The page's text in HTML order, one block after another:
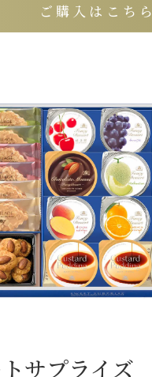
ご購入はこちら
サプライズ